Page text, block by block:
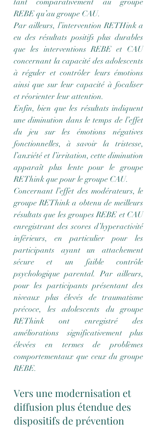
tant comparativement au groupe
REBE qu’au groupe CAU.
Par ailleurs, l’intervention RETHink a
eu des résultats positifs plus durables
que les interventions REBE et CAU
concernant la capacité des adolescents
à réguler et contrôler leurs émotions
ainsi que sur leur capacité à focaliser
et réorienter leur attention.
Enfin, bien que les résultats indiquent
une diminution dans le temps de l’effet
du jeu sur les émotions négatives
fonctionnelles, à savoir la tristesse,
l’anxiété et l’irritation, cette diminution
apparaît plus lente pour le groupe
REThink que pour le groupe CAU.
Concernant l’effet des modérateurs, le
groupe REThink a obtenu de meilleurs
résultats que les groupes REBE et CAU
enregistrant des scores d’hyperactivité
inférieurs, en particulier pour les
participants ayant un attachement
sécure et un faible contrôle
psychologique parental. Par ailleurs,
pour les participants présentant des
niveaux plus élevés de traumatisme
précoce, les adolescents du groupe
REThink ont enregistré des
améliorations significativement plus
élevées en termes de problèmes
comportementaux que ceux du groupe
REBE.
Vers une modernisation et
diffusion plus étendue des
dispositifs de prévention